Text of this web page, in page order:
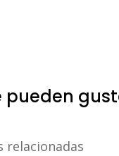
pueden
relacionadas